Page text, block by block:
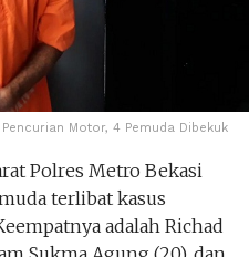
Motor, 4 Pemuda Dibekuk
Polres Metro Bekasi
terlibat kasus
adalah Richad